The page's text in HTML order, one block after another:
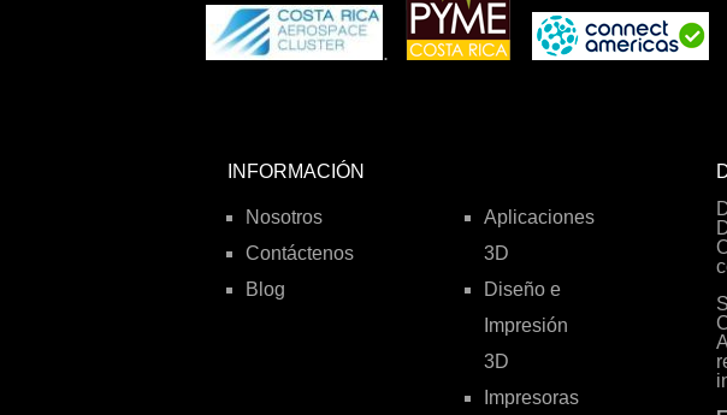
.
INFORMACIÓN
Nosotros
Contáctenos
Blog
Aplicaciones
3D
Diseño e
Impresión
3D
Impresoras